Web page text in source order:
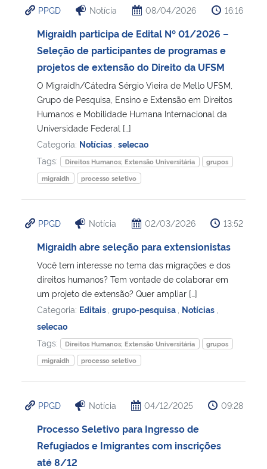
Ministério da Cidadania
Ministério da Saúde
Ministério de Minas e Energia
Ministério da Ciência, Tecnologia, Inovações e Comunicações
Ministério do Turismo
Ministério do Desenvolvimento Regional
Controladoria-Geral da União
Ministério da Mulher, da Família e dos Direitos Humanos
Secretaria-Geral
Secretaria de Governo
Gabinete de Segurança Institucional
PPGD Notícia 08/04/2026 16:16
Migraidh participa de Edital Nº 01/2026 –
Seleção de participantes de programas e
projetos de extensão do Direito da UFSM
O Migraidh/Cátedra Sérgio Vieira de Mello UFSM,
Grupo de Pesquisa, Ensino e Extensão em Direitos
Humanos e Mobilidade Humana Internacional da
Universidade Federal […]
Categoria: Notícias selecao
Tags:
Direitos Humanos; Extensão Universitária
grupos
migraidh
processo seletivo
PPGD Notícia 02/03/2026 13:52
Migraidh abre seleção para extensionistas
Você tem interesse no tema das migrações e dos
direitos humanos? Tem vontade de colaborar em
um projeto de extensão? Quer ampliar […]
Categoria: Editais grupo-pesquisa Notícias
selecao
Tags:
Direitos Humanos; Extensão Universitária
grupos
migraidh
processo seletivo
PPGD Notícia 04/12/2025 09:28
Processo Seletivo para Ingresso de
Refugiados e Imigrantes com inscrições
até 8/12